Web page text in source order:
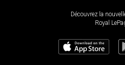
Découvrez la
Royal